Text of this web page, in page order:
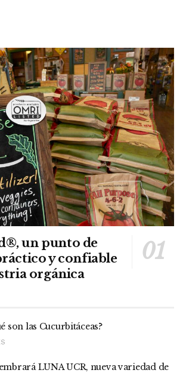
un punto de
y confiable
orgánica
son las Cucurbitáceas?
LUNA UCR, nueva variedad de